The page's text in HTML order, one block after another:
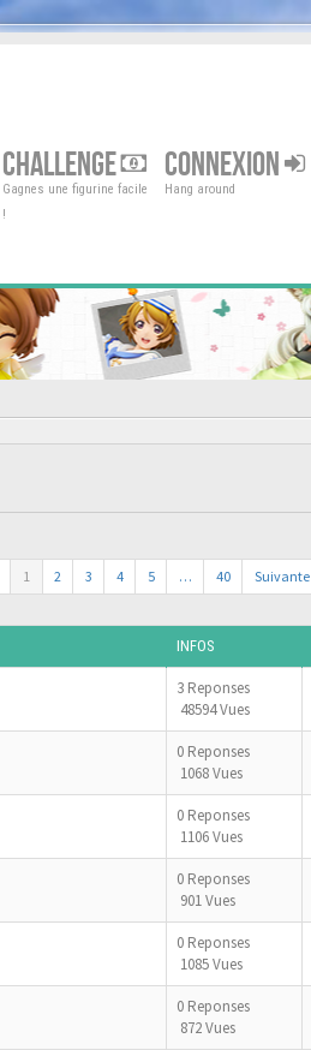
CHALLENGE
Gagnes une figurine facile
!
CONNEXION
Hang around
1 2 3 4 5 … 40 Suivante
INFOS
3 Reponses
48594 Vues
0 Reponses
1068 Vues
0 Reponses
1106 Vues
0 Reponses
901 Vues
0 Reponses
1085 Vues
0 Reponses
872 Vues